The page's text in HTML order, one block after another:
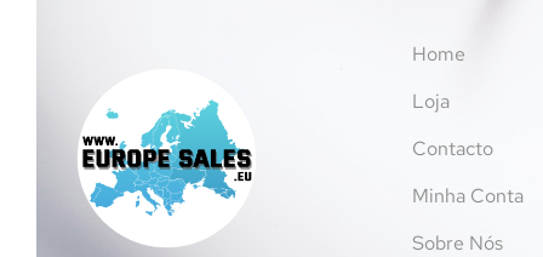
Minecraft
Puzzles e construções
Limpeza e cuidado infantil
Mamã
Home
Loja
Contacto
Minha Conta
Sobre Nós